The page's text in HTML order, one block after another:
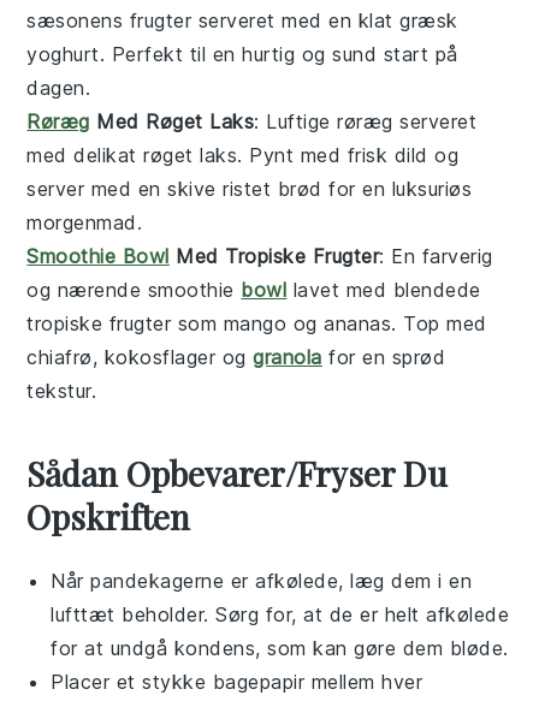
sæsonens frugter serveret med en klatgræsk
yoghurt. Perfekt til en hurtig og sund start på
dagen.
Røræg Med Røget Laks: Luftigerøræg serveret
med delikatrøget laks. Pynt med frisk dild og
server med en skive ristet brød for en luksuriøs
morgenmad .
Smoothie Bowl Med Tropiske Frugter: En farverig
og nærende smoothie bowl lavet med blendede
tropiske frugter som mango ogananas. Top med
chiafrø, kokosflager oggranola for en sprød
tekstur.
Sådan Opbevarer/Fryser Du
Opskriften
Nårpandekagerne er afkølede, læg dem i en
lufttæt beholder. Sørg for, at de er helt afkølede
for at undgå kondens, som kan gøre dem bløde.
Placer et stykke bagepapir mellem hver